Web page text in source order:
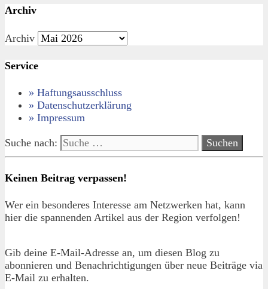
Archiv
Archiv
Service
» Haftungsausschluss
» Datenschutzerklärung
» Impressum
Suche nach:
Keinen Beitrag verpassen!
Wer ein besonderes Interesse am Netzwerken hat, kann
hier die spannenden Artikel aus der Region verfolgen!
Gib deine E-Mail-Adresse an, um diesen Blog zu
abonnieren und Benachrichtigungen über neue Beiträge via
E-Mail zu erhalten.